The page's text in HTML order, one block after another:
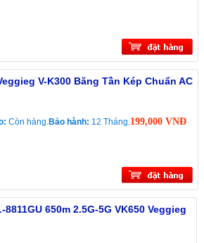
V-K300 Băng Tần Kép Chuẩn AC
Còn hàng.Bảo hành: 12 Tháng.199,000 VNĐ
650m 2.5G-5G VK650 Veggieg